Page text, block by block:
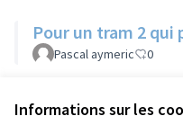
Informations sur les
Pour un tram 2 qui
Pascal aymeric 0
Référence :